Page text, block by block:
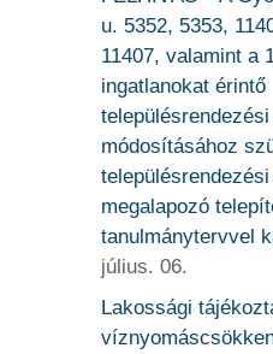
u. 5352, 5353,
11407, valamint a
ingatlanokat érintő
módosításához
megalapozó
tanulmánytervvel
július. 06.
Lakossági